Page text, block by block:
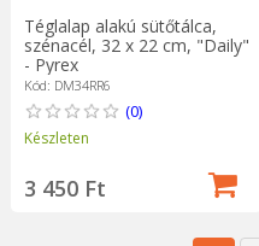
Téglalap alakú sütőtálca,
szénacél, 32 x 22 cm, "Daily"
- Pyrex
Kód: DM34RR6
(0)
Készleten
3 450 Ft